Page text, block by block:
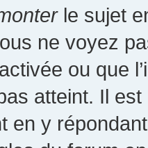
le sujet
ne voyez
ou que
atteint. Il
en y